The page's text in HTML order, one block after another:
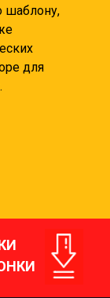
шаблону,
для